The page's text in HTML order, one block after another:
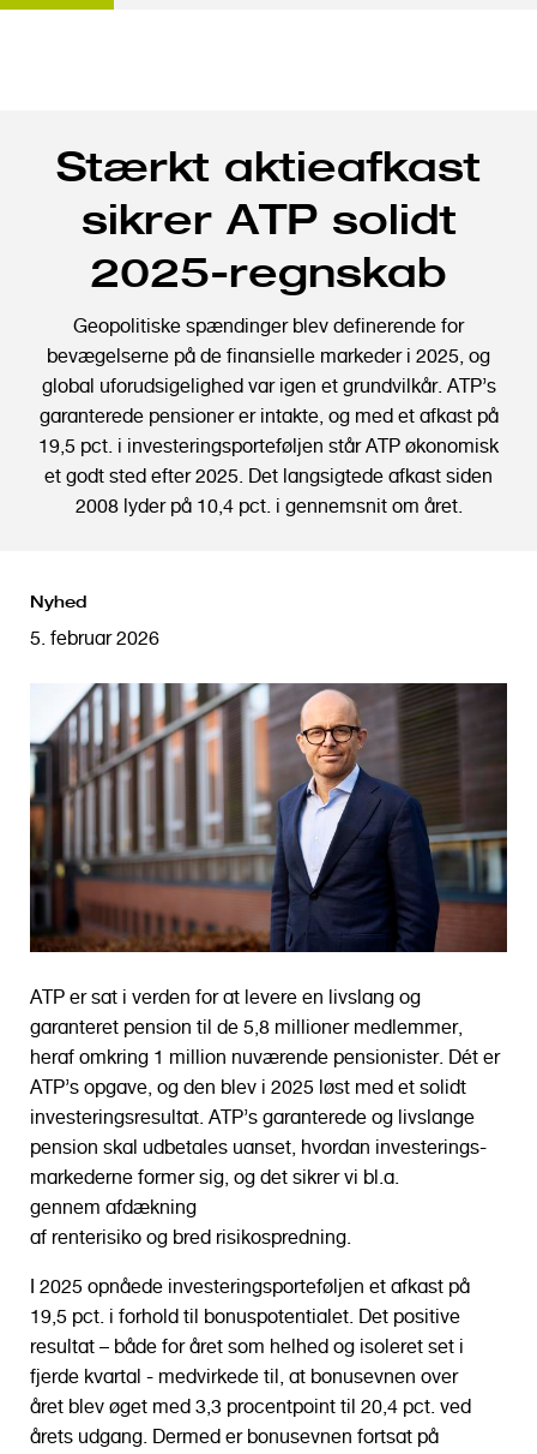
Stærkt aktieafkast
sikrer ATP solidt
2025-regnskab
Geopolitiske spændinger blev definerende for
bevægelserne på de finansielle markeder i 2025, og
global uforudsigelighed var igen et grundvilkår. ATP’s
garanterede pensioner er intakte, og med et afkast på
19,5 pct. i investeringsporteføljen står ATP økonomisk
et godt sted efter 2025. Det langsigtede afkast siden
2008 lyder på 10,4 pct. i gennemsnit om året.
Nyhed
5. februar 2026
ATP er sat i verden for at levere en livslang og
garanteret pension til de 5,8 millioner medlemmer,
heraf omkring 1 million nuværende pensionister. Dét er
ATP’s opgave, og den blev i 2025 løst med et solidt
investeringsresultat. ATP’s garanterede og livslange
pension skal udbetales uanset, hvordan investerings-
markederne former sig, og det sikrer vi bl.a.
gennem afdækning
af renterisiko og bred risikospredning.
I 2025 opnåede investeringsporteføljen et afkast på
19,5 pct. i forhold til bonuspotentialet. Det positive
resultat – både for året som helhed og isoleret set i
fjerde kvartal - medvirkede til, at bonusevnen over
året blev øget med 3,3 procentpoint til 20,4 pct. ved
årets udgang. Dermed er bonusevnen fortsat på